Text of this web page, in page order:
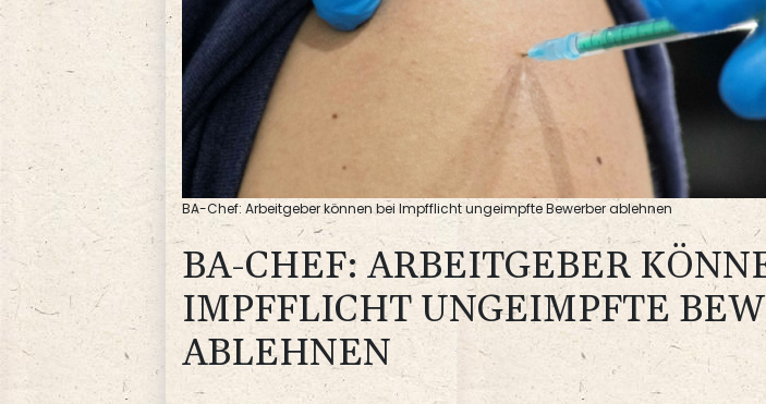
BA-Chef: Arbeitgeber können bei Impfflicht ungeimpfte Bewerber ablehnen
BA-CHEF: ARBEITGEBER
IMPFFLICHT UNGEIMPFTE
ABLEHNEN